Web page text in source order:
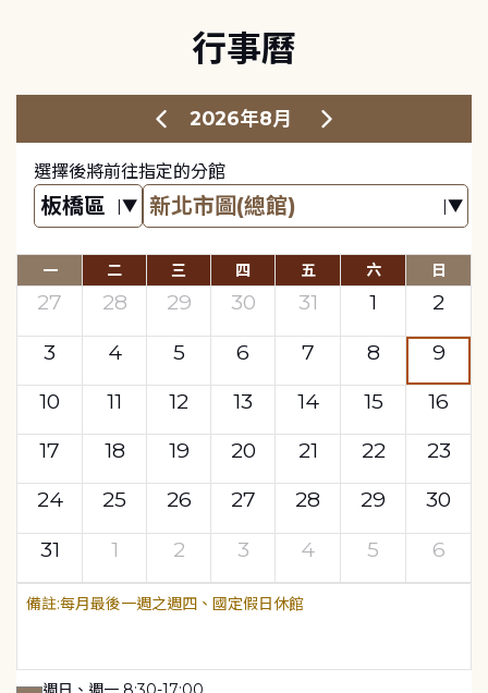
行事曆
2026年8月
選擇後將前往指定的分館
一 二 三 四 五 六 日
27 28 29 30 31 1
2
3
4 5 6 7 8
9
10
11 12 13 14 15
16
17
18 19 20 21 22
23
24
25 26 27 28 29
30
31
1 2 3 4 5 6
每月最後一週之週四、國定假日休館